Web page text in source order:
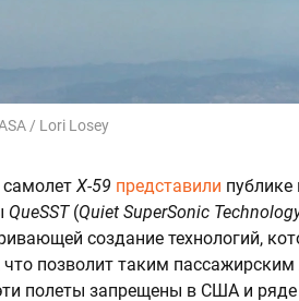
/ Lori Losey
X-59 представили
QueSST (Quiet SuperSonic
создание технологий,
что позволит таким
полеты запрещены в США и